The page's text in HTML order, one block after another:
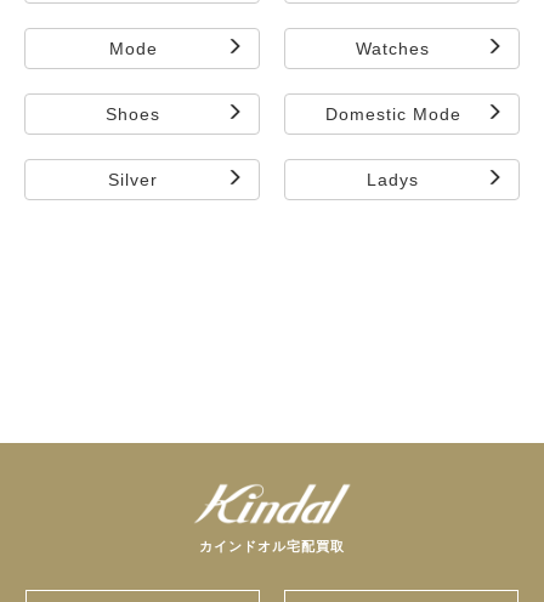
Mode Watches
Shoes Domestic Mode
Silver Ladys
カインドオル宅配買取